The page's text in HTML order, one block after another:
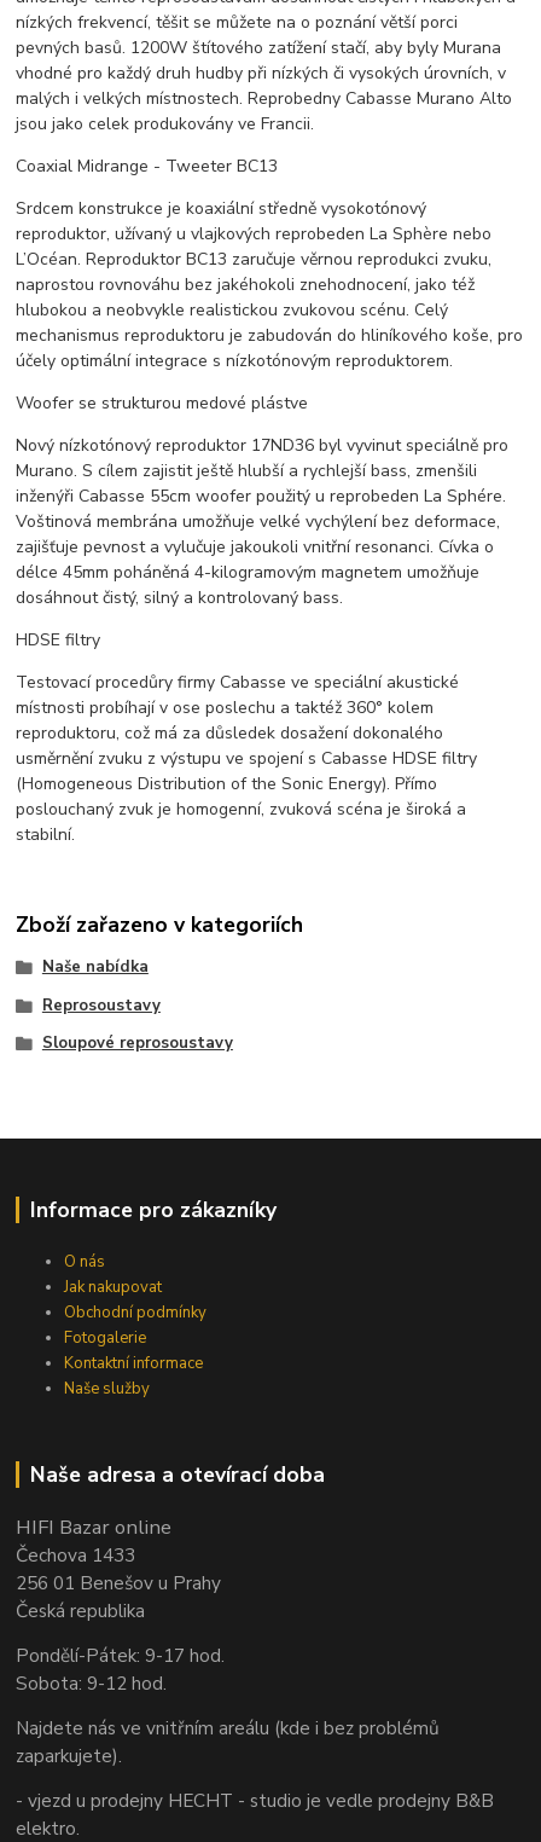
nízkých frekvencí, těšit se můžete na o poznání větší porci
pevných basů. 1200W štítového zatížení stačí, aby byly Murana
vhodné pro každý druh hudby při nízkých či vysokých úrovních, v
malých i velkých místnostech. Reprobedny Cabasse Murano Alto
jsou jako celek produkovány ve Francii.
Coaxial Midrange - Tweeter BC13
Srdcem konstrukce je koaxiální středně vysokotónový
reproduktor, užívaný u vlajkových reprobeden La Sphère nebo
L’Océan. Reproduktor BC13 zaručuje věrnou reprodukci zvuku,
naprostou rovnováhu bez jakéhokoli znehodnocení, jako též
hlubokou a neobvykle realistickou zvukovou scénu. Celý
mechanismus reproduktoru je zabudován do hliníkového koše, pro
účely optimální integrace s nízkotónovým reproduktorem.
Woofer se strukturou medové plástve
Nový nízkotónový reproduktor 17ND36 byl vyvinut speciálně pro
Murano. S cílem zajistit ještě hlubší a rychlejší bass, zmenšili
inženýři Cabasse 55cm woofer použitý u reprobeden La Sphére.
Voštinová membrána umožňuje velké vychýlení bez deformace,
zajišťuje pevnost a vylučuje jakoukoli vnitřní resonanci. Cívka o
délce 45mm poháněná 4-kilogramovým magnetem umožňuje
dosáhnout čistý, silný a kontrolovaný bass.
HDSE filtry
Testovací procedůry firmy Cabasse ve speciální akustické
místnosti probíhají v ose poslechu a taktéž 360° kolem
reproduktoru, což má za důsledek dosažení dokonalého
usměrnění zvuku z výstupu ve spojení s Cabasse HDSE filtry
(Homogeneous Distribution of the Sonic Energy). Přímo
poslouchaný zvuk je homogenní, zvuková scéna je široká a
stabilní.
Zboží zařazeno v kategoriích
Naše nabídka
Reprosoustavy
Sloupové reprosoustavy
Informace pro zákazníky
O nás
Jak nakupovat
Obchodní podmínky
Fotogalerie
Kontaktní informace
Naše služby
Naše adresa a otevírací doba
HIFI Bazar online
Čechova 1433
256 01 Benešov u Prahy
Česká republika
Pondělí-Pátek: 9-17 hod.
Sobota: 9-12 hod.
Najdete nás ve vnitřním areálu (kde i bez problémů
zaparkujete).
- vjezd u prodejny HECHT - studio je vedle prodejny B&B
elektro.